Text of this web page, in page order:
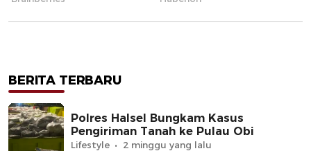
BERITA TERBARU
Polres Halsel Bungkam Kasus
Pengiriman Tanah ke Pulau Obi
Lifestyle 2 minggu yang lalu